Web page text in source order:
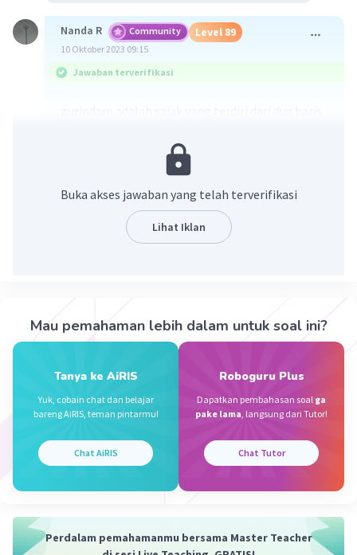
Nanda R Community Level 89
10 Oktober 2023 09:15
Jawaban terverifikasi
Level 72
10 Oktober 2023 09:59
yang berisi petuah atau nasihat
Buka akses jawaban yang telah terverifikasi
Lihat Iklan
Mau pemahaman lebih dalam untuk soal ini?
Tanya ke AiRIS
Yuk, cobain chat dan belajar
bareng AiRIS, teman pintarmu!
Chat AiRIS
Roboguru Plus
Dapatkan pembahasan soal ga
pake lama, langsung dari Tutor!
Chat Tutor
Perdalam pemahamanmu bersama Master Teacher